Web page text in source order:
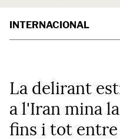
INTERNACIONAL
La delirant
a l'Iran mina
fins i tot entre